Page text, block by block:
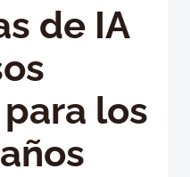
de IA
los